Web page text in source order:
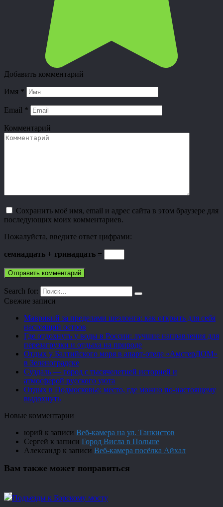
Добавить комментарий
Имя *
Email *
Комментарий
Сохранить моё имя, email и адрес сайта в этом браузере для
последующих моих комментариев.
Пожалуйста, введите ответ цифрами:
семнадцать + тринадцать =
Search for:
Свежие записи
Маврикий за пределами шезлонга: как открыть для себя
настоящий остров
Где отдохнуть у воды в России: лучшие направления для
перезагрузки и отдыха на природе
Отдых у Балтийского моря в апарт-отеле «АмстерДОМ»
в Зеленоградске
Суздаль — город с тысячелетней историей и
атмосферой русского уюта
Отдых в Подмосковье: место, где можно по-настоящему
выдохнуть
Новые комментарии
юрий к записи Веб-камера на ул. Танкистов
Сергей к записи Город Висла в Польше
Александр к записи Веб-камера посёлка Айхал
Вам также может понравиться
Подъезды к Борскому мосту